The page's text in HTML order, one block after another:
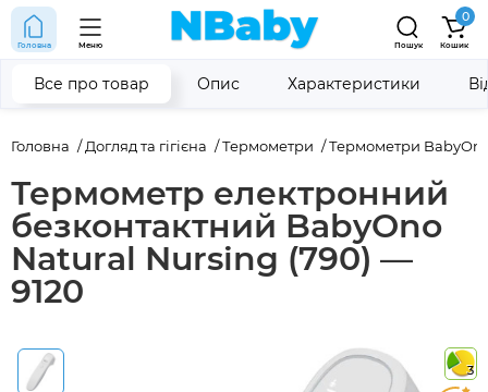
Головна Меню Пошук
0
Кошик
Головна Догляд та гігієна Термометри Термометри
Термометр електронний
безконтактний BabyOno
Natural Nursing (790) —
9120
Все про товар Опис Характеристики
3